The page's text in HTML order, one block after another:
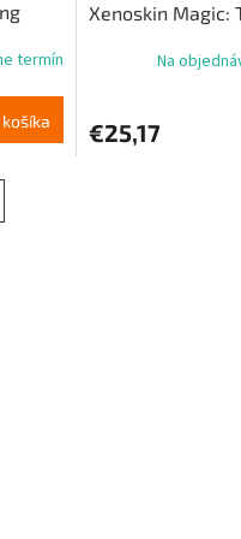
termín
košíka
Xenoskin Magic:
Na
€25,17